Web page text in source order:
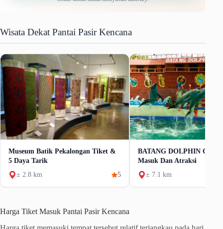
Wisata Dekat Pantai Pasir Kencana
Museum Batik Pekalongan Tiket &
5 Daya Tarik
± 2.8 km
5
BATANG DOLPHIN
Masuk Dan Atraksi
± 7.1 km
Harga Tiket Masuk Pantai Pasir Kencana